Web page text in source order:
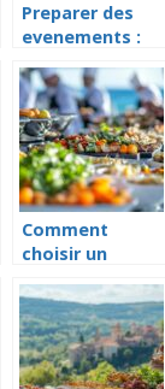
Preparer des
evenements :
repas choisir ?
Comment
choisir un
séminaire réussi
à La Rochelle